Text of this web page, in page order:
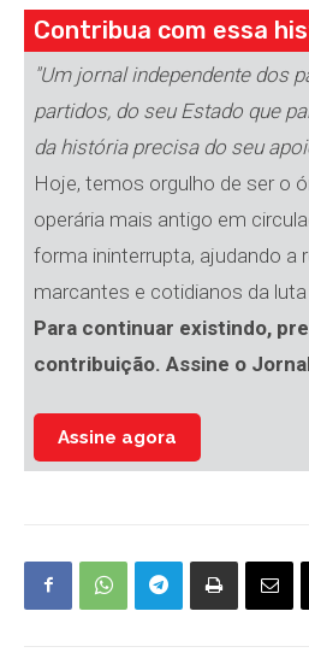
Contribua com essa
"Um jornal independente dos
partidos, do seu Estado que
da história precisa do seu
Hoje, temos orgulho de ser o
operária mais antigo em
forma ininterrupta, ajudando a
marcantes e cotidianos da
Para continuar existindo,
contribuição. Assine o
Assine agora